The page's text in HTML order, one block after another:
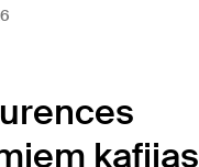
kafijas